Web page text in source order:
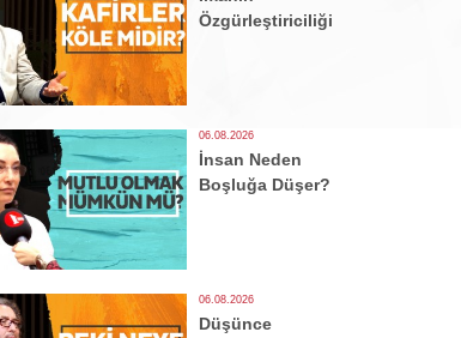
Özgürleştiriciliği
06.08.2026
İnsan Neden
Boşluğa Düşer?
06.08.2026
Düşünce